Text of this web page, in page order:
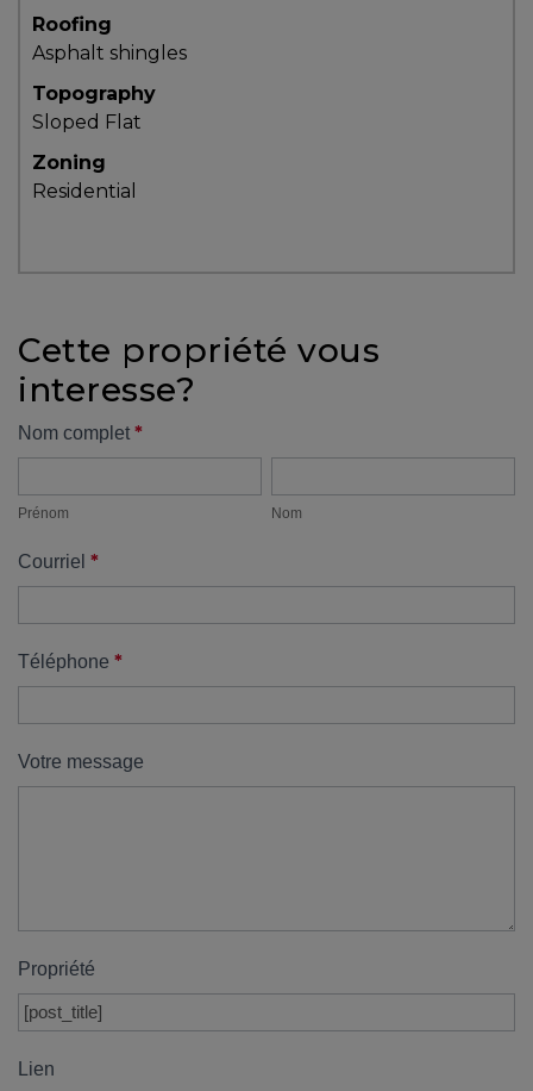
Roofing
Asphalt shingles
Topography
Sloped Flat
Zoning
Residential
Cette propriété vous
interesse?
Formulaire
Nom complet *
Prénom Nom
Courriel *
Téléphone *
Votre message
Propriété
Lien